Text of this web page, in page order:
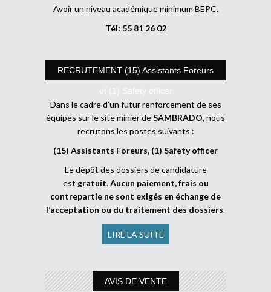
Avoir un niveau académique minimum BEPC.
Tél: 55 81 26 02
RECRUTEMENT (15) Assistants Foreurs
et (1) Safety officer
Dans le cadre d’un futur renforcement de ses
équipes sur le site minier deSAMBRADO, nous
recrutons les postes suivants :
(15) Assistants Foreurs, (1) Safety officer
Le dépôt des dossiers de candidature
est gratuit.Aucun paiement, frais ou
contrepartie ne sont exigés en échange de
l’acceptation ou du traitement des dossiers.
LIRE LA SUITE
AVIS DE VENTE